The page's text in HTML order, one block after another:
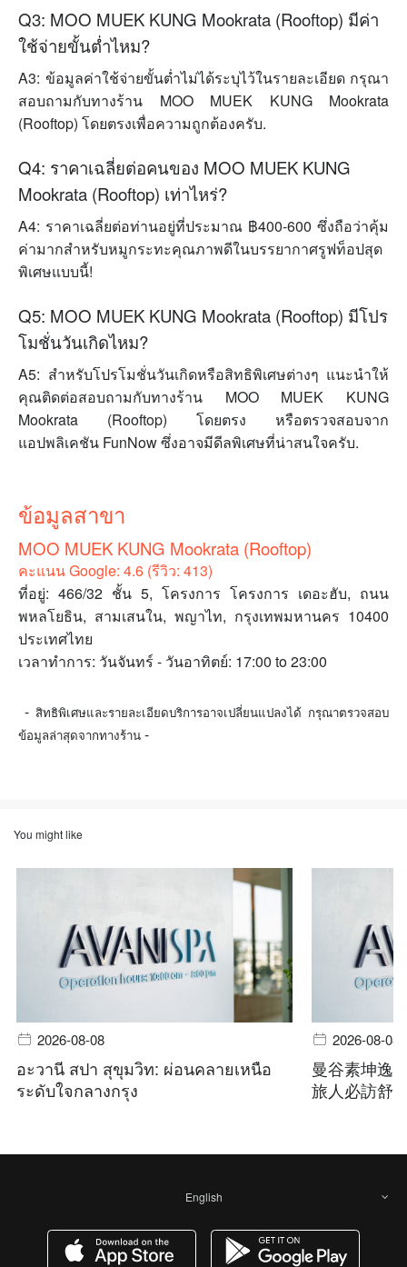
Q3: MOO MUEK KUNG Mookrata (Rooftop) มีค่า
ใช้จ่ายขั้นต่ำไหม?
A3: ข้อมูลค่าใช้จ่ายขั้นต่ำไม่ได้ระบุไว้ในรายละเอียด กรุณา
สอบถามกับทางร้าน MOO MUEK KUNG Mookrata
(Rooftop) โดยตรงเพื่อความถูกต้องครับ.
Q4: ราคาเฉลี่ยต่อคนของ MOO MUEK KUNG
Mookrata (Rooftop) เท่าไหร่?
A4: ราคาเฉลี่ยต่อท่านอยู่ที่ประมาณ ฿400-600 ซึ่งถือว่าคุ้ม
ค่ามากสำหรับหมูกระทะคุณภาพดีในบรรยากาศรูฟท็อปสุด
พิเศษแบบนี้!
Q5: MOO MUEK KUNG Mookrata (Rooftop) มีโปร
โมชั่นวันเกิดไหม?
A5: สำหรับโปรโมชั่นวันเกิดหรือสิทธิพิเศษต่างๆ แนะนำให้
คุณติดต่อสอบถามกับทางร้าน MOO MUEK KUNG
Mookrata (Rooftop) โดยตรง หรือตรวจสอบจาก
แอปพลิเคชัน FunNow ซึ่งอาจมีดีลพิเศษที่น่าสนใจครับ.
ข้อมูลสาขา
MOO MUEK KUNG Mookrata (Rooftop)
คะแนน Google: 4.6 (รีวิว: 413)
ที่อยู่: 466/32 ชั้น 5, โครงการ โครงการ เดอะฮับ, ถนน
พหลโยธิน, สามเสนใน, พญาไท, กรุงเทพมหานคร 10400
ประเทศไทย
เวลาทำการ: วันจันทร์ - วันอาทิตย์: 17:00 to 23:00
- สิทธิพิเศษและรายละเอียดบริการอาจเปลี่ยนแปลงได้ กรุณาตรวจสอบ
ข้อมูลล่าสุดจากทางร้าน -
You might like
2026-08-08
อะวานี สปา สุขุมวิท: ผ่อนคลายเหนือ
ระดับใจกลางกรุง
2026-08-08
曼谷素坤逸
旅人必訪舒
English